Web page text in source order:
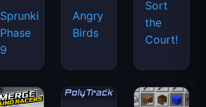
Sprunki
Phase
9
Angry
Birds
Sort
the
Court!